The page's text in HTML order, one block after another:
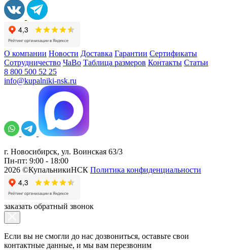
О компании Новости Доставка Гарантии Сертификаты
Сотрудничество ЧаВо Таблица размеров Контакты Статьи
8 800 500 52 25
info@kupalniki-nsk.ru
г. Новосибирск, ул. Воинская 63/3
Пн-пт: 9:00 - 18:00
2026 ©КупальникиНСК Политика конфиденциальности
заказать обратный звонок
Если вы не смогли до нас дозвониться, оставьте свои
контактные данные, и мы вам перезвоним